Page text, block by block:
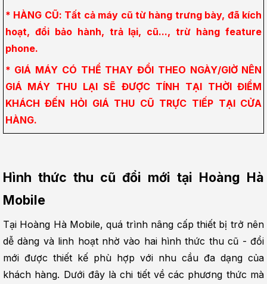
* HÀNG CŨ: Tất cả máy cũ từ hàng trưng bày, đã kích
hoạt, đổi bảo hành, trả lại, cũ..., trừ hàng feature
phone.
* GIÁ MÁY CÓ THỂ THAY ĐỔI THEO NGÀY/GIỜ NÊN
GIÁ MÁY THU LẠI SẼ ĐƯỢC TÍNH TẠI THỜI ĐIỂM
KHÁCH ĐẾN HỎI GIÁ THU CŨ TRỰC TIẾP TẠI CỬA
HÀNG.
Hình thức thu cũ đổi mới tại Hoàng Hà
Mobile
Tại Hoàng Hà Mobile, quá trình nâng cấp thiết bị trở nên
dễ dàng và linh hoạt nhờ vào hai hình thức thu cũ - đổi
mới được thiết kế phù hợp với nhu cầu đa dạng của
khách hàng. Dưới đây là chi tiết về các phương thức mà